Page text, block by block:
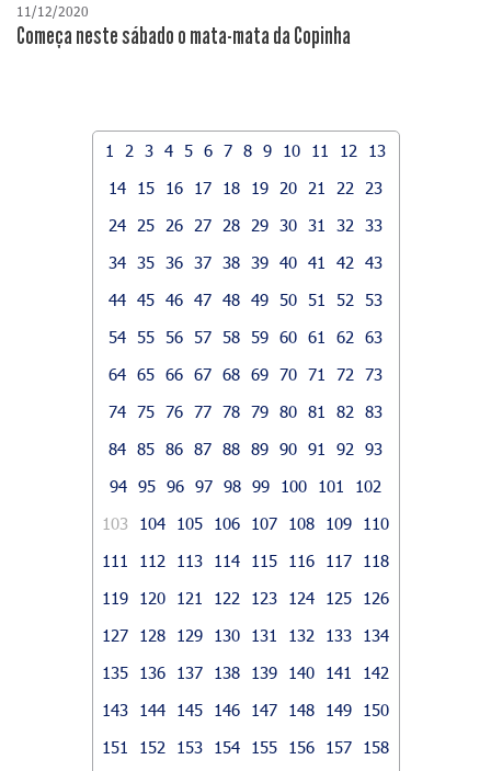
11/12/2020
Começa neste sábado o mata-mata da Copinha
1 2 3 4 5 6 7 8 9 10 11 12
13
14
15 16 17 18 19 20 21 22
23
24
25 26 27 28 29 30 31 32
33
34 35 36 37 38 39 40 41 42
43
44 45 46 47 48 49 50 51 52
53
54 55 56 57 58 59 60 61 62
63
64 65 66 67 68 69 70 71 72
73
74 75 76 77 78 79 80 81 82
83
84 85 86 87 88 89 90 91 92
93
94 95 96 97 98 99 100 101
102
103
104 105 106 107 108 109
110
111
112 113 114 115 116 117
118
119
120 121 122 123 124 125
126
127
128 129 130 131 132 133
134
135
136 137 138 139 140 141
142
143
144 145 146 147 148 149
150
151
152 153 154 155 156 157
158